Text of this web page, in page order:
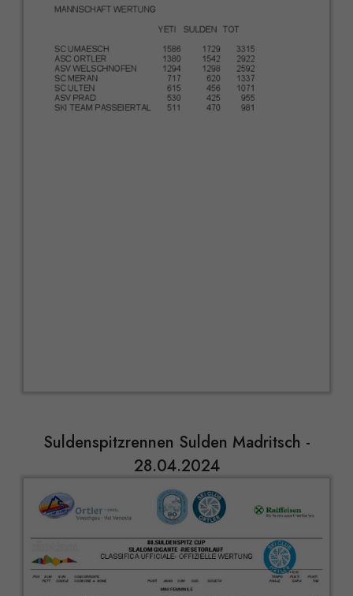
Suldenspitzrennen Sulden Madritsch -
28.04.2024